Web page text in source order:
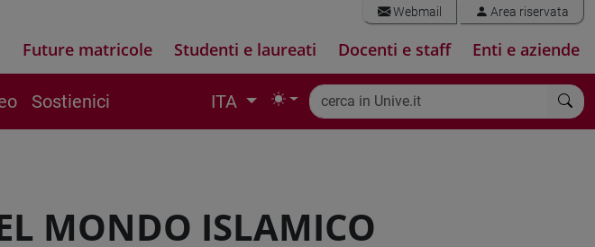
Webmail Area riservata
Future matricole Studenti e laureati Docenti e staff Enti e aziende
Sostienici ITA
MONDO ISLAMICO